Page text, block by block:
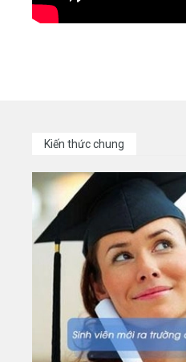
Kiến thức chung